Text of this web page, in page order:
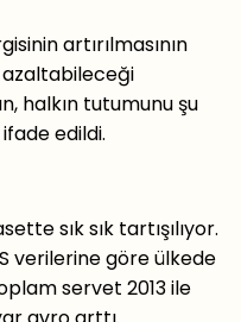
artırılmasının
azaltabileceği
halkın tutumunu şu
edildi.
sık sık tartışılıyor.
verilerine göre ülkede
servet 2013 ile